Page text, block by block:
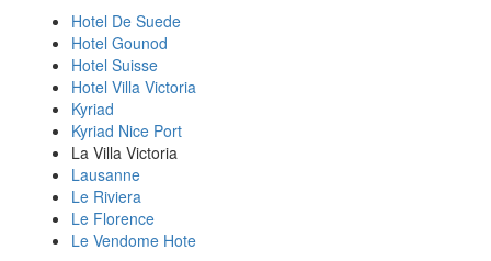
Hotel De Suede
Hotel Gounod
Hotel Suisse
Hotel Villa Victoria
Kyriad
Kyriad Nice Port
La Villa Victoria
Lausanne
Le Riviera
Le Florence
Le Vendome Hote